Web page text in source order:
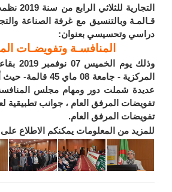
التجارية
قـالمـة وبالتنسيق مع غرفة الصناعة
دراسي وتحسيسي بعنوان:
المنافسـة وتفويضـات
وذلك
المركزية - جامعة 08
عديدة شملت دور ومهام مجلس المنافسة،
تفويضات المرفق العام ، جوانب تطبيقية
تفويضات المرفق العام.
للمزيد من المعلومات يمكنكم الاطلاع